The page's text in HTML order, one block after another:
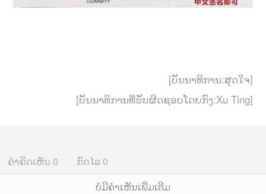
[ບັນນາທິການ:ສຸດໃຈ]
[ບັນນາທິການທີ່ຮັບຜິດຊອບໂດຍກົງ:Xu Ting]
ຄຳຄິດເຫັນ 0 ກົດໄລ 0
ບໍ່ມີຄໍາເຫັນເພີ່ມເຕີມ